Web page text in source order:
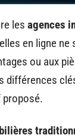
les agences
en ligne ne
ou aux
différences
proposé.